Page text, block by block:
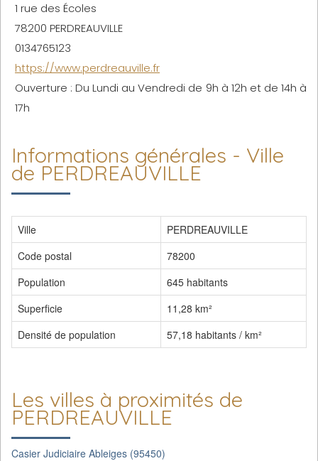
1 rue des Écoles
78200 PERDREAUVILLE
0134765123
https://www.perdreauville.fr
Ouverture : Du Lundi au Vendredi de 9h à 12h et de 14h à
17h
Informations générales - Ville
de PERDREAUVILLE
Ville
PERDREAUVILLE
Code postal
78200
Population
645 habitants
Superficie
11,28 km²
Densité de population
57,18 habitants / km²
Les villes à proximités de
PERDREAUVILLE
Casier Judiciaire Ableiges (95450)